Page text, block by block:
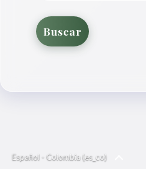
Español - Colombia ‎(es_co)‎